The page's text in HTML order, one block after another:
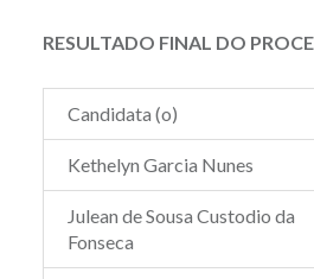
RESULTADO FINAL DO
Candidata (o)
Kethelyn Garcia Nunes
Julean de Sousa Custodio da
Fonseca